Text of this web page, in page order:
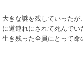
大きな謎を残していった
に道連れにされて死んでい
生き残った全員にとって命